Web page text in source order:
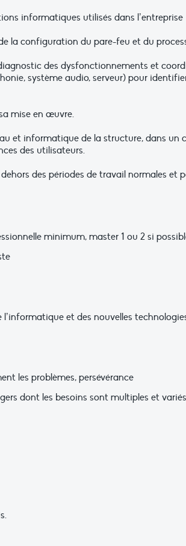
informatiques utilisés dans l’entreprise
la configuration du pare-feu et du
des dysfonctionnements et
système audio, serveur) pour
mise en œuvre.
et informatique de la structure, dans un
des utilisateurs.
des périodes de travail normales et
minimum, master 1 ou 2 si
et des nouvelles
les problèmes, persévérance
dont les besoins sont multiples et variés